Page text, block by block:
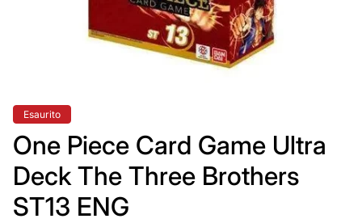
Etichetta
del
prodotto:
Esaurito
One Piece Card Game Ultra
Deck The Three Brothers
ST13 ENG